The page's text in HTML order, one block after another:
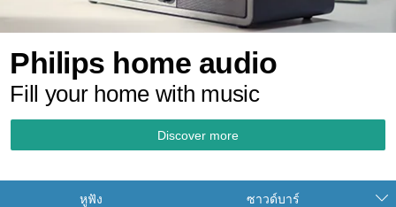
Philips home audio
Fill your home with music
Discover more
หูฟัง ซาวด์บาร์